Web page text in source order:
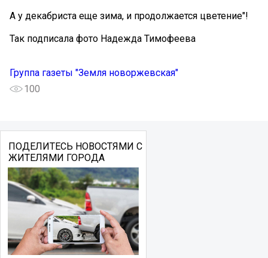
А у декабриста еще зима, и продолжается цветение"!
Так подписала фото Надежда Тимофеева
Группа газеты "Земля новоржевская"
100
ПОДЕЛИТЕСЬ НОВОСТЯМИ С
ЖИТЕЛЯМИ ГОРОДА